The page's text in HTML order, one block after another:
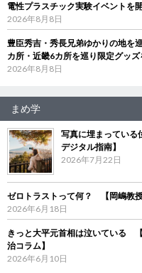
電性プラスチック実験イベントを
2026年8月8日
豊臣秀吉・秀長兄弟ゆかりの地
カ所・近畿6カ所を巡り限定グッズ
2026年8月8日
まめ学
写真に埋まってい
デジタル指南】
2026年7月22日
ゼロトラストって何？ 【岡嶋教授
2026年6月18日
きっと大平元首相は泣いている
治コラム】
2026年6月10日